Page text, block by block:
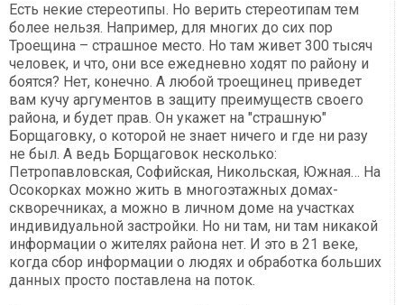
Есть некие стереотипы. Но верить стереотипам тем
более нельзя. Например, для многих до сих пор
Троещина – страшное место. Но там живет 300 тысяч
человек, и что, они все ежедневно ходят по району и
боятся? Нет, конечно. А любой троещинец приведет
вам кучу аргументов в защиту преимуществ своего
района, и будет прав. Он укажет на "страшную"
Борщаговку, о которой не знает ничего и где ни разу
не был. А ведь Борщаговок несколько:
Петропавловская, Софийская, Никольская, Южная… На
Осокорках можно жить в многоэтажных домах-
скворечниках, а можно в личном доме на участках
индивидуальной застройки. Но ни там, ни там никакой
информации о жителях района нет. И это в 21 веке,
когда сбор информации о людях и обработка больших
данных просто поставлена на поток.